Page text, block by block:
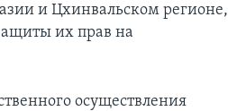
и Цхинвальском регионе,
их прав на
осуществления